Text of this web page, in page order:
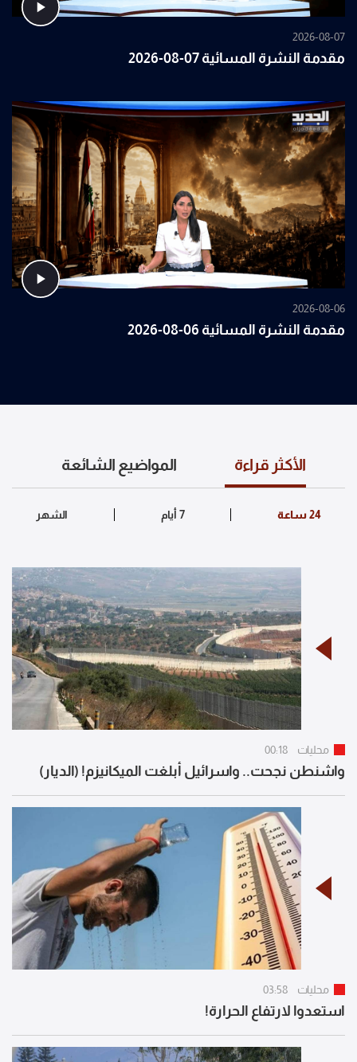
2026-08-07
مقدمة النشرة المسائية 07-08-2026
2026-08-06
مقدمة النشرة المسائية 06-08-2026
الأكثر قراءة المواضيع الشائعة
محليات 00:18
واشنطن نجحت.. واسرائيل أبلغت الميكانيزم! (الديار)
محليات 03:58
استعدوا لارتفاع الحرارة!